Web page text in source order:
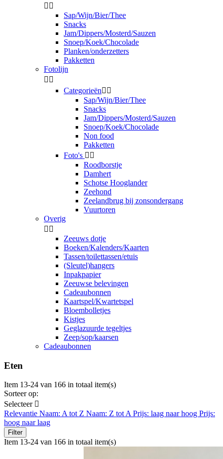
 
Sap/Wijn/Bier/Thee
Snacks
Jam/Dippers/Mosterd/Sauzen
Snoep/Koek/Chocolade
Planken/onderzetters
Pakketten
Fotolijn
 
Categorieën 
Sap/Wijn/Bier/Thee
Snacks
Jam/Dippers/Mosterd/Sauzen
Snoep/Koek/Chocolade
Non food
Pakketten
Foto's  
Roodborstje
Damhert
Schotse Hooglander
Zeehond
Zeelandbrug bij zonsondergang
Vuurtoren
Overig
 
Zeeuws dotje
Boeken/Kalenders/Kaarten
Tassen/toilettassen/etuis
(Sleutel)hangers
Inpakpapier
Zeeuwse belevingen
Cadeaubonnen
Kaartspel/Kwartetspel
Bloembolletjes
Kistjes
Geglazuurde tegeltjes
Zeep/sop/kaarsen
Cadeaubonnen
Eten
Item 13-24 van 166 in totaal item(s)
Sorteer op:
Selecteer 
Relevantie Naam: A tot Z Naam: Z tot APrijs: laag naar hoog Prijs:
hoog naar laag
Filter
Item 13-24 van 166 in totaal item(s)